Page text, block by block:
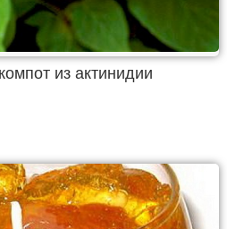
из актинидии